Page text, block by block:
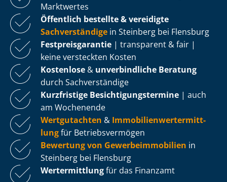
Marktwertes
Öffentlich bestellte & vereidigte
Sachverständige in Steinberg bei Flensburg
Fest­preis­ga­ran­tie | transparent & fair |
keine versteckten Kosten
Kostenlose & unverbindliche Beratung
durch Sachverständige
Kurzfristige Be­sich­ti­gungs­ter­mi­ne | auch
am Wochenende
Wertgutachten & Im­mo­bi­li­en­wert­ermitt­
lungfür Be­triebs­ver­mö­gen
Bewertung von Ge­wer­be­im­mo­bi­li­en in
Steinberg bei Flensburg
Wertermittlungfür das Finanzamt